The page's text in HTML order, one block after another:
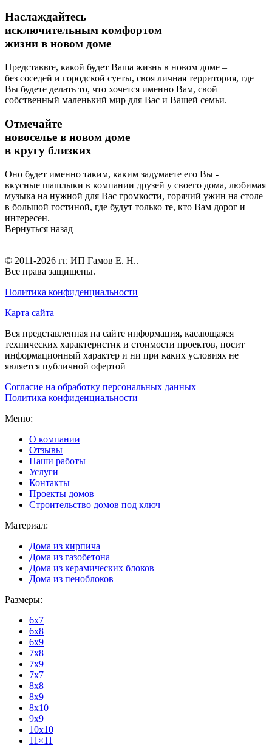
Наслаждайтесь
исключительным комфортом
жизни в новом доме
Представьте, какой будет Ваша жизнь в новом доме –
без соседей и городской суеты, своя личная территория, где
Вы будете делать то, что хочется именно Вам, свой
собственный маленький мир для Вас и Вашей семьи.
Отмечайте
новоселье в новом доме
в кругу близких
Оно будет именно таким, каким задумаете его Вы -
вкусные шашлыки в компании друзей у своего дома, любимая
музыка на нужной для Вас громкости, горячий ужин на столе
в большой гостиной, где будут только те, кто Вам дорог и
интересен.
Вернуться назад
© 2011-2026 гг. ИП Гамов Е. Н..
Все права защищены.
Политика конфиденциальности
Карта сайта
Вся представленная на сайте информация, касающаяся
технических характеристик и стоимости проектов, носит
информационный характер и ни при каких условиях не
является публичной офертой
Согласие на обработку персональных данных
Политика конфиденциальности
Меню:
О компании
Отзывы
Наши работы
Услуги
Контакты
Проекты домов
Строительство домов под ключ
Материал:
Дома из кирпича
Дома из газобетона
Дома из керамических блоков
Дома из пеноблоков
Размеры:
6x7
6x8
6x9
7x8
7x9
7x7
8x8
8x9
8x10
9x9
10x10
11×11